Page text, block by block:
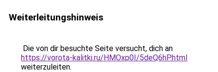
Weiterleitungshinweis
Die von dir besuchte Seite versucht, dich an
https://vorota-kalitki.ru/HMOxp0I/5deQ6hP.html
weiterzuleiten.